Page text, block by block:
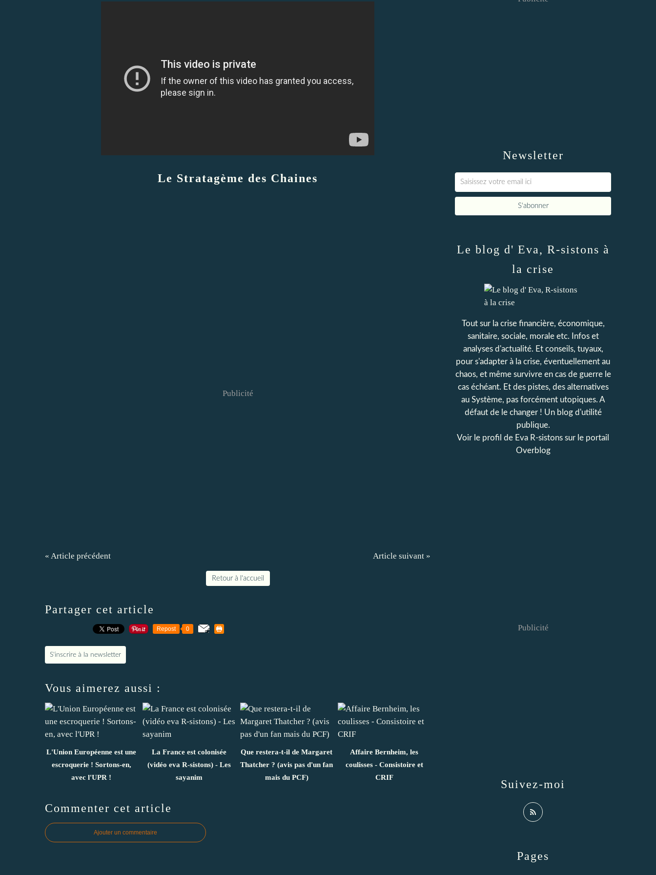
Le Stratagème des Chaines
Publicité
« Article précédent Article suivant »
Retour à l'accueil
Partager cet article
Repost 0
S'inscrire à la newsletter
Vous aimerez aussi :
L'Union Européenne est une
escroquerie ! Sortons-en,
avec l'UPR !
La France est colonisée
(vidéo eva R-sistons) - Les
sayanim
Que restera-t-il de Margaret
Thatcher ? (avis pas d'un fan
mais du PCF)
Affaire Bernheim, les
coulisses - Consistoire et
CRIF
Commenter cet article
Ajouter un commentaire
Newsletter
Pages
Le blog d' Eva, R-sistons à
la crise
Tout sur la crise financière, économique,
sanitaire, sociale, morale etc. Infos et
analyses d'actualité. Et conseils, tuyaux,
pour s'adapter à la crise, éventuellement au
chaos, et même survivre en cas de guerre le
cas échéant. Et des pistes, des alternatives
au Système, pas forcément utopiques. A
défaut de le changer ! Un blog d'utilité
publique.
Voir le profil de Eva R-sistons sur le portail
Overblog
Suivez-moi
Publicité